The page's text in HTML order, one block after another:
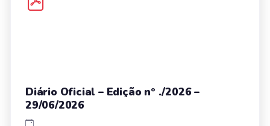
Diário Oficial – Edição nº ./2026 –
29/06/2026